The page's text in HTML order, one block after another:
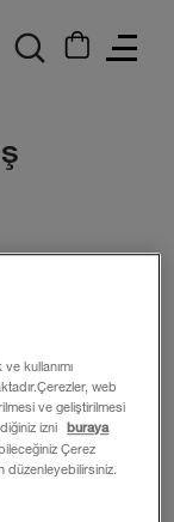
kullanımı
web
ve geliştirilmesi
izni
buraya
Çerez
düzenleyebilirsiniz.